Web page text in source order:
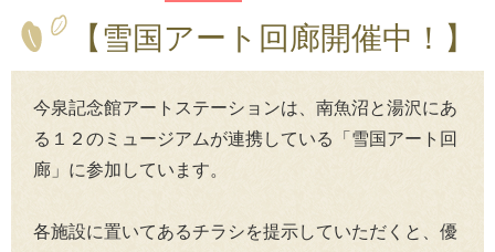
【雪国アート回廊開催中！】
今泉記念館アートステーションは、南魚沼と湯沢にあ
る１２のミュージアムが連携している「雪国アート回
廊」に参加しています。
各施設に置いてあるチラシを提示していただくと、優